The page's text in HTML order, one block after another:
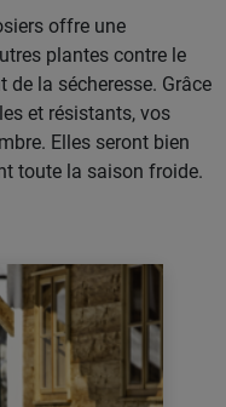
offre une
plantes contre le
la sécheresse. Grâce
et résistants, vos
Elles seront bien
toute la saison froide.